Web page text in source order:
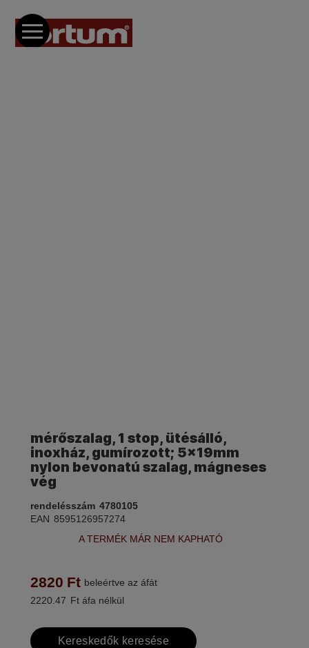
mérőszalag, 1 stop, ütésálló,
inoxház, gumírozott; 5×19mm
nylon bevonatú szalag, mágneses
vég
rendelésszám 4780105
EAN 8595126957274
A TERMÉK MÁR NEM KAPHATÓ
2820 Ft beleértve az áfát
2220.47 Ft áfa nélkül
Kereskedők keresése